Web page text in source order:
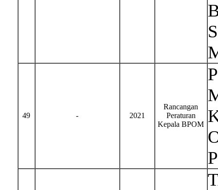
49 - 2021
Rancangan
Peraturan
Kepala BPOM